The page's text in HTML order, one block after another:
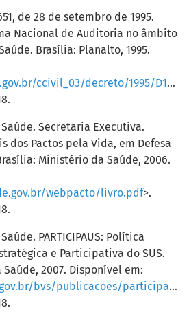
de 28 de setembro de 1995.
Nacional de Auditoria no âmbito
Brasília: Planalto, 1995.
ccivil_03/decreto/1995/D1651.htm
Secretaria Executiva.
dos Pactos pela Vida, em Defesa
Ministério da Saúde, 2006.
webpacto/livro.pdf>.
PARTICIPAUS: Política
e Participativa do SUS.
2007. Disponível em:
publicacoes/participasus_aprovado_2007.pdf